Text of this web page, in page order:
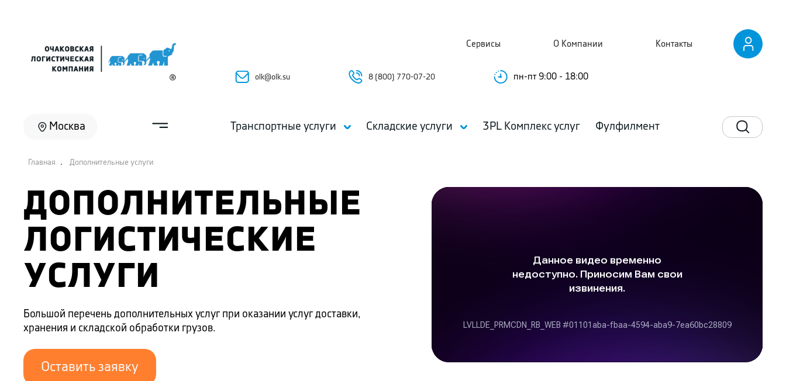
olk@olk.su 8 (800) 770-07-20 пн-пт 9:00 - 18:00
Сервисы О Компании Контакты
Москва Транспортные услуги Складские услуги 3PL Комплекс услуг Фулфилмент
Главная . Дополнительные услуги
ДОПОЛНИТЕЛЬНЫЕ
ЛОГИСТИЧЕСКИЕ
УСЛУГИ
Большой перечень дополнительных услуг при оказании услуг доставки,
хранения и складской обработки грузов.
Оставить заявку